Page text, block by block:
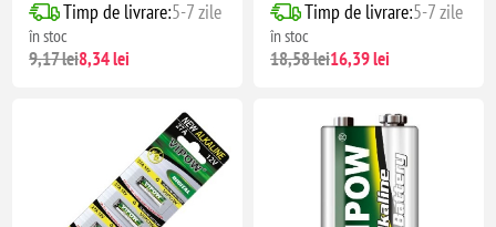
Timp de livrare:5-7 zile
în stoc
9,17 lei8,34 lei
Timp de livrare:5-7 zile
în stoc
18,58 lei16,39 lei